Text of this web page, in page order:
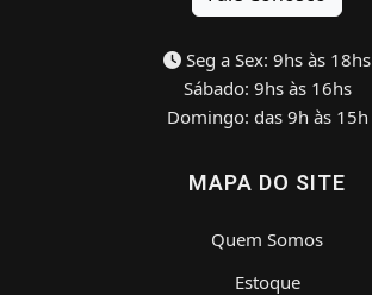
Seg a Sex: 9hs às 18hs
Sábado: 9hs às 16hs
Domingo: das 9h às 15h
MAPA DO SITE
Quem Somos
Estoque